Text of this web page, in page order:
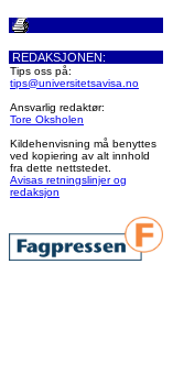
REDAKSJONEN:
Tips oss på:
tips@universitetsavisa.no
Ansvarlig redaktør:
Tore Oksholen
Kildehenvisning må benyttes
ved kopiering av alt innhold
fra dette nettstedet.
Avisas retningslinjer og
redaksjon